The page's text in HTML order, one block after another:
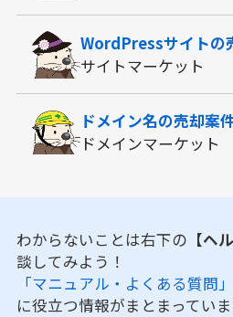
WordPressサイトの
サイトマーケット
ドメイン名の売却案
ドメインマーケット
わからないことは右下の 【ヘ
談してみよう！
「マニュアル・よくある質問」
に役立つ情報がまとまっていま